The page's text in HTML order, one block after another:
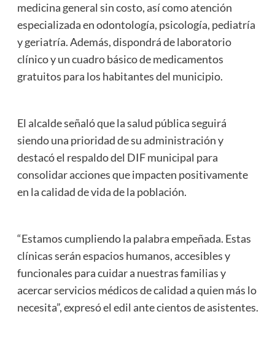
medicina general sin costo, así como atención
especializada en odontología, psicología, pediatría
y geriatría. Además, dispondrá de laboratorio
clínico y un cuadro básico de medicamentos
gratuitos para los habitantes del municipio.
El alcalde señaló que la salud pública seguirá
siendo una prioridad de su administración y
destacó el respaldo del DIF municipal para
consolidar acciones que impacten positivamente
en la calidad de vida de la población.
“Estamos cumpliendo la palabra empeñada. Estas
clínicas serán espacios humanos, accesibles y
funcionales para cuidar a nuestras familias y
acercar servicios médicos de calidad a quien más lo
necesita”, expresó el edil ante cientos de asistentes.